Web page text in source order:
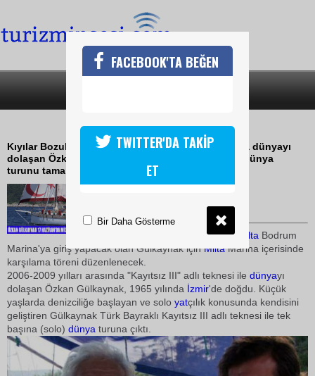
DÜNYA TURU TAMAMLANIYOR
Kıyılar Bozulmasın, denizler temiz kasın sloganıyla dünyayı
dolaşan Özkan Gülkaynak 2006 yılında başladığı dünya
turunu tamamlıyor
17 Haziran 2009 tarihinde Milta Bodrum
Marina'ya giriş yapacak olan Gülkaynak içinMiltaMarina içerisinde
karşılama töreni düzenlenecek.
2006-2009 yılları arasında "Kayıtsız III" adlı teknesi ile dünyayı
dolaşan Özkan Gülkaynak, 1965 yılında İzmir'de doğdu. Küçük
yaşlarda denizciliğe başlayan ve solo yatçılık konusunda kendisini
geliştiren Gülkaynak Türk Bayraklı Kayıtsız III adlı teknesi ile tek
başına (solo) dünya turuna çıktı.
FACEBOOK'TA BEĞEN
TWITTER'DA TAKİP
ET
Bir Daha Gösterme